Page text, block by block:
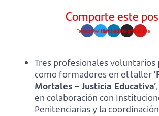
Comparte este
FacebookTwitterLinkedinInstagramYoutube
Tres profesionales voluntarios
como formadores en el taller
Mortales – Justicia Educativa’
en colaboración con
Penitenciarias y la coordinación